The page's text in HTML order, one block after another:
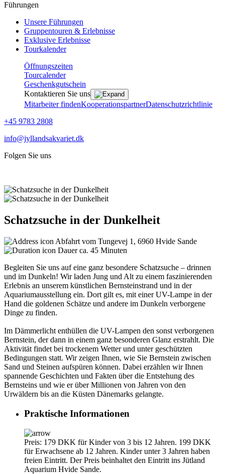
Führungen
Unsere Führungen
Gruppentouren & Erlebnisse
Exklusive Erlebnisse
Tourkalender
Öffnungszeiten
Tourcalender
Geschenkgutschein
Kontaktieren Sie uns
Mitarbeiter findenKooperationspartnerDatenschutzrichtlinie
+45 9783 2808
info@jyllandsakvariet.dk
Folgen Sie uns
Schatzsuche in der Dunkelheit
Abfahrt vom Tungevej 1, 6960 Hvide Sande
Dauer ca. 45 Minuten
Begleiten Sie uns auf eine ganz besondere Schatzsuche – drinnen
und im Dunkeln! Wir laden Jung und Alt zu einem faszinierenden
Erlebnis an unserem künstlichen Bernsteinstrand und in der
Aquariumausstellung ein. Dort gilt es, mit einer UV-Lampe in der
Hand die goldenen Schätze und andere im Dunkeln verborgene
Dinge zu finden.
Im Dämmerlicht enthüllen die UV-Lampen den sonst verborgenen
Bernstein, der dann in einem ganz besonderen Glanz erstrahlt. Die
Aktivität findet bei trockenem Wetter und unter geschützten
Bedingungen statt. Wir zeigen Ihnen, wie Sie Bernstein zwischen
Sand und Steinen aufspüren können. Dabei erzählen wir Ihnen
spannende Geschichten und Fakten über die Entstehung des
Bernsteins und wie er über Millionen von Jahren von den
Urwäldern bis an die Küsten Dänemarks gelangte.
Praktische Informationen
Preis: 179 DKK für Kinder von 3 bis 12 Jahren. 199 DKK
für Erwachsene ab 12 Jahren. Kinder unter 3 Jahren haben
freien Eintritt. Der Preis beinhaltet den Eintritt ins Jütland
Aquarium Hvide Sande.